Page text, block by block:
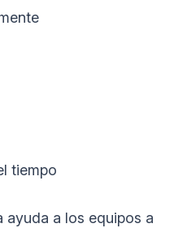
tiempo
ayuda a los equipos a